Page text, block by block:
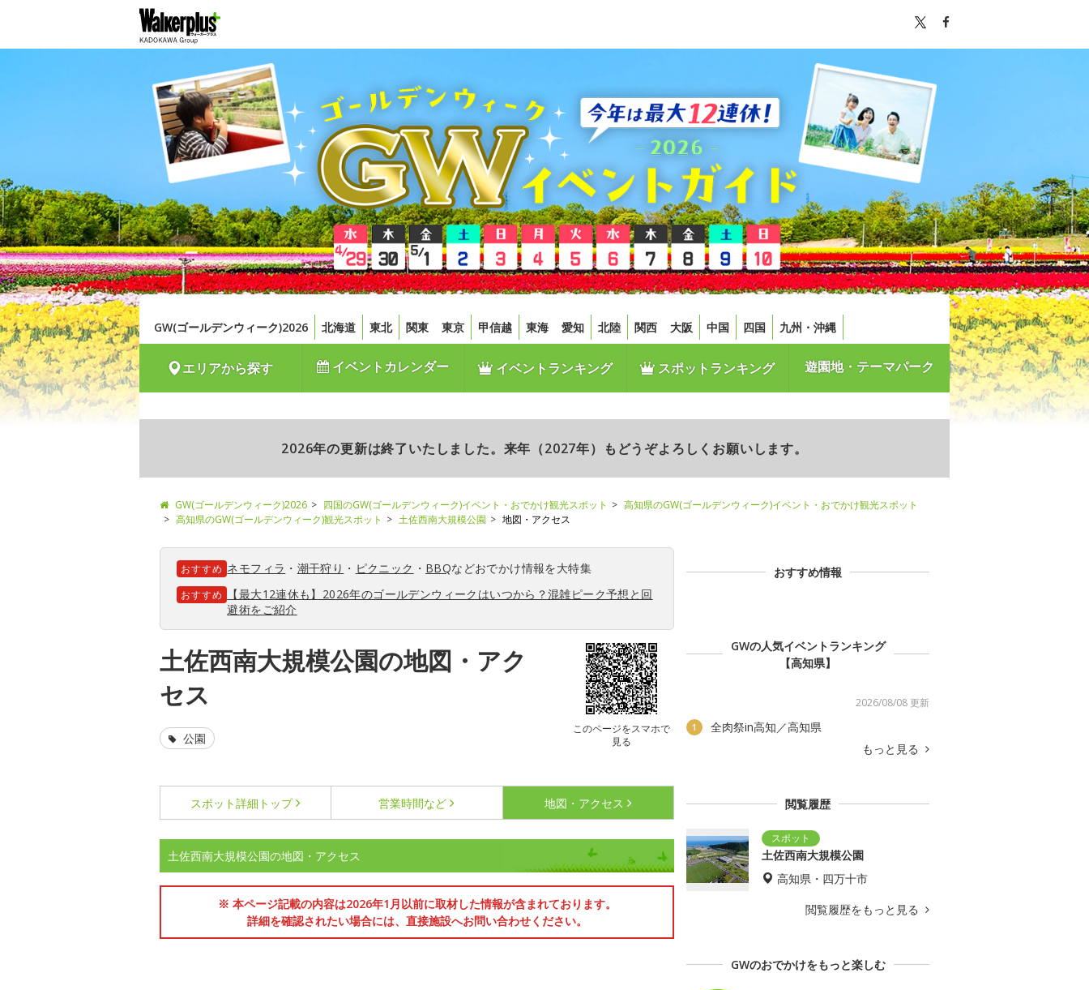
GW(ゴールデンウィーク)2026 北海道 東北 関東 東京 甲信越 東海 愛知 北陸 関西 大阪 中国 四国 九州・沖縄
エリアから探す イベントカレンダー イベントランキング スポットランキング 遊園地・テーマパーク
2026年の更新は終了いたしました。来年（2027年）もどうぞよろしくお願いします。
GW(ゴールデンウィーク)2026 四国のGW(ゴールデンウィーク)イベント・おでかけ観光スポット
高知県のGW(ゴールデンウィーク)イベント・おでかけ観光スポット
高知県のGW(ゴールデンウィーク)観光スポット
土佐西南大規模公園 地図・アクセス
おすすめ ネモフィラ ・ 潮干狩り ・ ピクニック ・ BBQなどおでかけ情報を大特集
おすすめ
【最大12連休も】2026年のゴールデンウィークはいつから？混雑ピーク予想と回
避術をご紹介
土佐西南大規模公園の地図・アク
セス
このページをスマホで
見る
公園
スポット詳細 トップ 営業時間など 地図・アクセス
土佐西南大規模公園の地図・アクセス
※ 本ページ記載の内容は2026年1月以前に取材した情報が含まれております。
詳細を確認されたい場合には、直接施設へお問い合わせください。
おすすめ情報
GWの人気イベントランキング
【高知県】
2026/08/08 更新
1
全肉祭in高知／高知県
もっと見る
閲覧履歴
土佐西南大規模公園
高知県・四万十市
閲覧履歴をもっと見る
GWのおでかけをもっと楽しむ